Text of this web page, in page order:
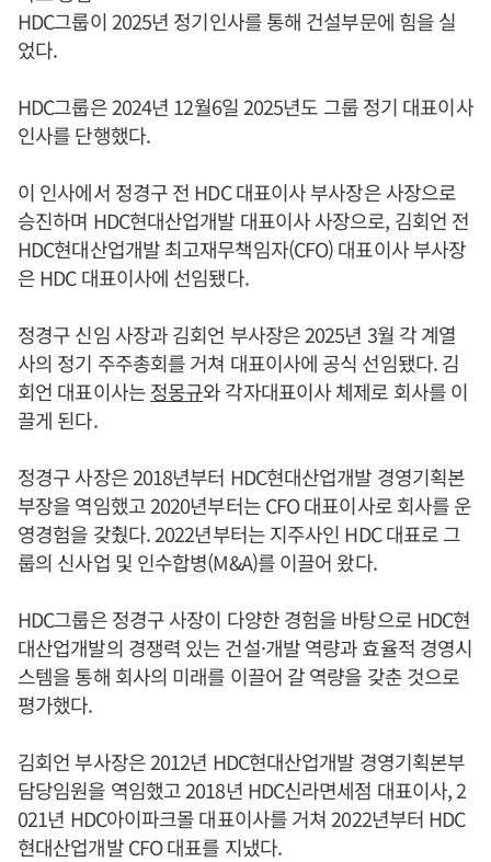
HDC그룹이 2025년 정기인사를 통해 건설부문에 힘을 실
었다.
HDC그룹은 2024년 12월6일 2025년도 그룹 정기 대표이사
인사를 단행했다.
이 인사에서 정경구 전 HDC 대표이사 부사장은 사장으로
승진하며 HDC현대산업개발 대표이사 사장으로, 김회언 전
HDC현대산업개발 최고재무책임자(CFO) 대표이사 부사장
은 HDC 대표이사에 선임됐다.
정경구 신임 사장과 김회언 부사장은 2025년 3월 각 계열
사의 정기 주주총회를 거쳐 대표이사에 공식 선임됐다. 김
회언 대표이사는정몽규와 각자대표이사 체제로 회사를 이
끌게 된다.
정경구 사장은 2018년부터 HDC현대산업개발 경영기획본
부장을 역임했고 2020년부터는 CFO 대표이사로 회사를 운
영경험을 갖췄다. 2022년부터는 지주사인 HDC 대표로 그
룹의 신사업 및 인수합병(M&A)를 이끌어 왔다.
HDC그룹은 정경구 사장이 다양한 경험을 바탕으로 HDC현
대산업개발의 경쟁력 있는 건설·개발 역량과 효율적 경영시
스템을 통해 회사의 미래를 이끌어 갈 역량을 갖춘 것으로
평가했다.
김회언 부사장은 2012년 HDC현대산업개발 경영기획본부
담당임원을 역임했고 2018년 HDC신라면세점 대표이사, 2
021년 HDC아이파크몰 대표이사를 거쳐 2022년부터 HDC
현대산업개발 CFO 대표를 지냈다.